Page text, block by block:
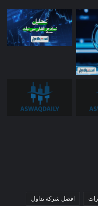
افضل شركة تداول